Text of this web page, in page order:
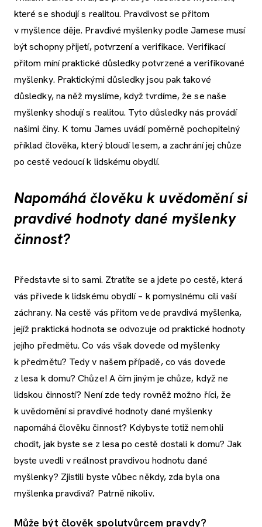
které se shodují s realitou. Pravdivost se přitom
v myšlence děje. Pravdivé myšlenky podle Jamese musí
být schopny přijetí, potvrzení a verifikace. Verifikací
přitom míní praktické důsledky potvrzené a verifikované
myšlenky. Praktickými důsledky jsou pak takové
důsledky, na něž myslíme, když tvrdíme, že se naše
myšlenky shodují s realitou. Tyto důsledky nás provádí
našimi činy. K tomu James uvádí poměrně pochopitelný
příklad člověka, který bloudí lesem, a zachrání jej chůze
po cestě vedoucí k lidskému obydlí.
Napomáhá člověku k uvědomění si
pravdivé hodnoty dané myšlenky
činnost?
Představte si to sami. Ztratíte se a jdete po cestě, která
vás přivede k lidskému obydlí – k pomyslnému cíli vaší
záchrany. Na cestě vás přitom vede pravdivá myšlenka,
jejíž praktická hodnota se odvozuje od praktické hodnoty
jejího předmětu. Co vás však dovede od myšlenky
k předmětu? Tedy v našem případě, co vás dovede
z lesa k domu? Chůze! A čím jiným je chůze, když ne
lidskou činností? Není zde tedy rovněž možno říci, že
k uvědomění si pravdivé hodnoty dané myšlenky
napomáhá člověku činnost? Kdybyste totiž nemohli
chodit, jak byste se z lesa po cestě dostali k domu? Jak
byste uvedli v reálnost pravdivou hodnotu dané
myšlenky? Zjistili byste vůbec někdy, zda byla ona
myšlenka pravdivá? Patrně nikoliv.
Může být člověk spolutvůrcem pravdy?